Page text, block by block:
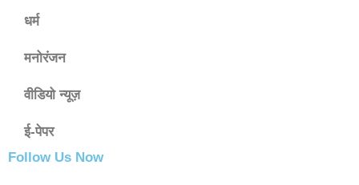
धर्म
मनोरंजन
वीडियो न्यूज़
ई-पेपर
Follow Us Now